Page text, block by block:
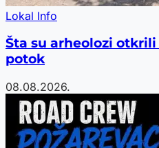
Lokal Info
Šta su arheolozi
potok
08.08.2026.